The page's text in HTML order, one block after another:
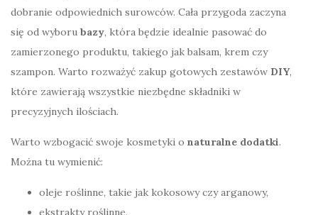
dobranie odpowiednich surowców. Cała przygoda zaczyna
się od wyboru bazy, która będzie idealnie pasować do
zamierzonego produktu, takiego jak balsam, krem czy
szampon. Warto rozważyć zakup gotowych zestawów DIY,
które zawierają wszystkie niezbędne składniki w
precyzyjnych ilościach.
Warto wzbogacić swoje kosmetyki o naturalne dodatki.
Można tu wymienić:
oleje roślinne, takie jak kokosowy czy arganowy,
ekstrakty roślinne,